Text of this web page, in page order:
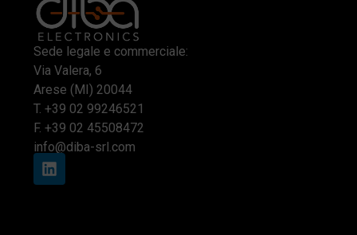
Sede legale e commerciale:
Via Valera, 6
Arese (MI) 20044
T. +39 02 99246521
F. +39 02 45508472
info@diba-srl.com